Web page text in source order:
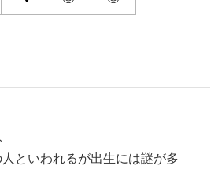
といわれるが出生には謎が多